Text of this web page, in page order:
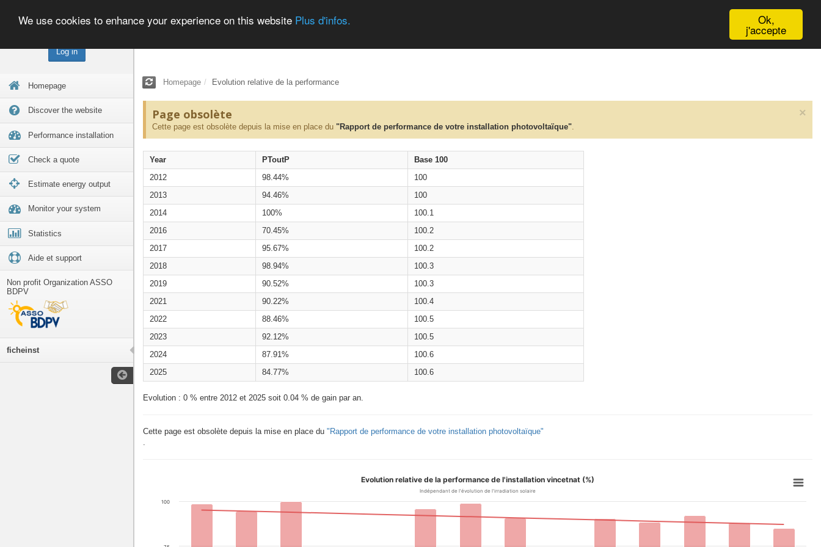
Log in
Homepage
Discover the website
Performance installation
Check a quote
Estimate energy output
Monitor your system
Statistics
Aide et support
Non profit Organization ASSO
BDPV
ficheinst
Ok,
j'accepte
We use cookies to enhance your experience on this website Plus d'infos.
Homepage Evolution relative de la performance
×
Page obsolète
Cette page est obsolète depuis la mise en place du "Rapport de performance de votre installation photovoltaïque".
Year PToutP
Base 100
2012
98.44%
100
2013
94.46%
100
2014
100%
100.1
2016
70.45%
100.2
2017
95.67%
100.2
2018
98.94%
100.3
2019
90.52%
100.3
2021
90.22%
100.4
2022
88.46%
100.5
2023
92.12%
100.5
2024
87.91%
100.6
2025
84.77% 100.6
Evolution : 0 % entre 2012 et 2025 soit 0.04 % de gain par an.
Cette page est obsolète depuis la mise en place du "Rapport de performance de votre installation photovoltaïque"
.
Evolution relative de la performance de l'installation vincetnat (%)
Indépendant de l'évolution de l'irradiation solaire
100